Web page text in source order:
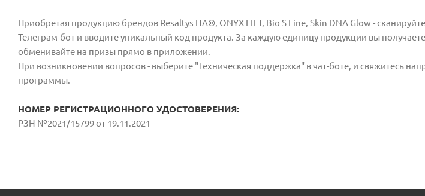
Приобретая продукцию брендов Resaltys HA®, ONYX LIFT, Bio S Line, Skin DNA Glow -
Телеграм-бот и вводите уникальный код продукта. За каждую единицу продукции вы
обменивайте на призы прямо в приложении.
При возникновении вопросов - выберите "Техническая поддержка" в чат-боте, и свяжитесь
программы.
НОМЕР РЕГИСТРАЦИОННОГО УДОСТОВЕРЕНИЯ:
РЗН №2021/15799 от 19.11.2021